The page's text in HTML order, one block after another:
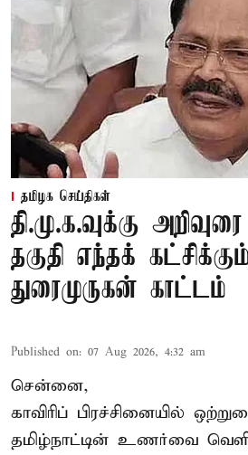
தமிழக செய்திகள்
தி.மு.க.வுக்கு
தகுதி எந்தக்
துரைமுருகன் காட்டம்
Published on: 07 Aug 2026, 4:32 am
சென்னை,
காவிரிப் பிரச்சினையில்
தமிழ்நாட்டின் உணர்வை